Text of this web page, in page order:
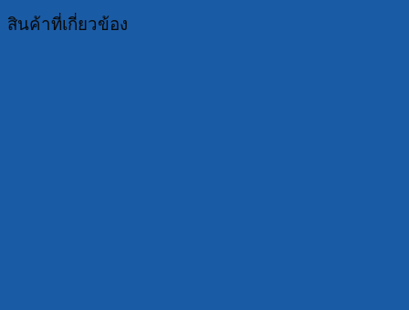
สินค้าที่เกี่ยวข้อง